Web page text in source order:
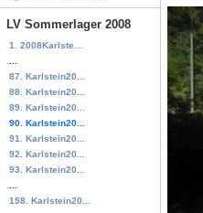
LV Sommerlager 2008
1. 2008Karlste...
87. Karlstein20...
88. Karlstein20...
89. Karlstein20...
90. Karlstein20...
91. Karlstein20...
92. Karlstein20...
93. Karlstein20...
158. Karlstein20...